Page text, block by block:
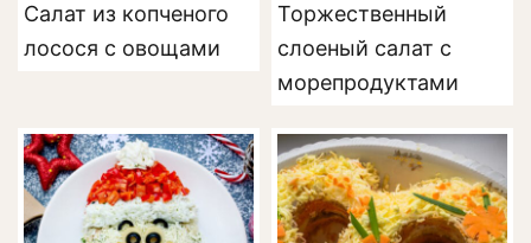
Салат из копченого
лосося с овощами
Торжественный
слоеный салат с
морепродуктами